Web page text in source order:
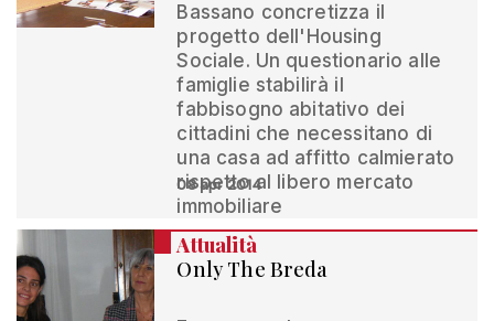
Bassano concretizza il
progetto dell'Housing
Sociale. Un questionario alle
famiglie stabilirà il
fabbisogno abitativo dei
cittadini che necessitano di
una casa ad affitto calmierato
rispetto al libero mercato
immobiliare
08 apr 2014
Attualità
Only The Breda